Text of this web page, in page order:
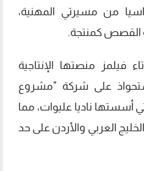
من مسيرتي المهنية،
القصص كمنتجة.
عززت تاء فيلمز منصتها الإنتاجية
على شركة "مشروع
أسستها ناديا عليوات، مما
العربي والأردن على حد